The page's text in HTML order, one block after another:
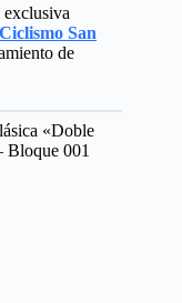
exclusiva
San
de
«Doble
Bloque 001